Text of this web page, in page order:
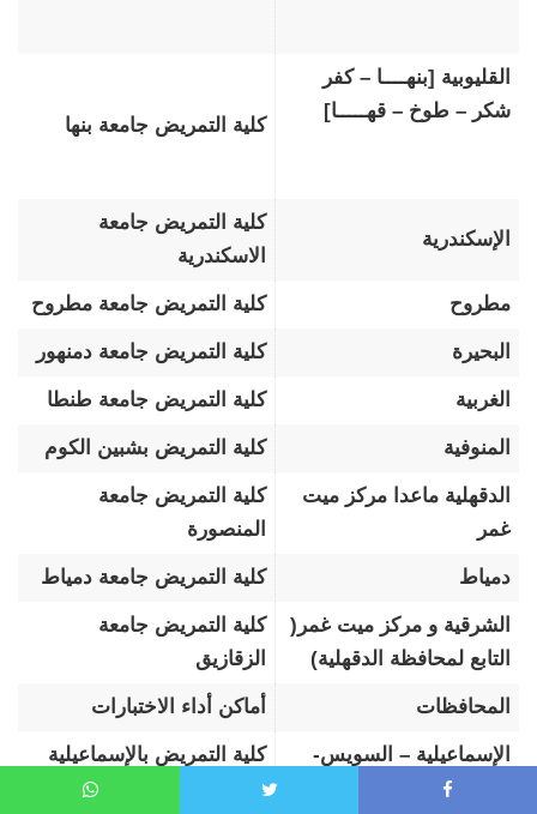
القليوبية [بنهــــا – كفر
شكر – طوخ – قهـــــا]
كلية التمريض جامعة بنها
الإسكندرية
كلية التمريض جامعة
الاسكندرية
مطروح كلية التمريض جامعة مطروح
البحيرة كلية التمريض جامعة دمنهور
الغربية كلية التمريض جامعة طنطا
المنوفية كلية التمريض بشبين الكوم
الدقهلية ماعدا مركز ميت
غمر
كلية التمريض جامعة
المنصورة
دمياط كلية التمريض جامعة دمياط
الشرقية و مركز ميت غمر(
التابع لمحافظة الدقهلية)
كلية التمريض جامعة
الزقازيق
المحافظات أماكن أداء الاختبارات
الإسماعيلية – السويس-
جنوب سيناء
كلية التمريض بالإسماعيلية
جامعة قناة السويس